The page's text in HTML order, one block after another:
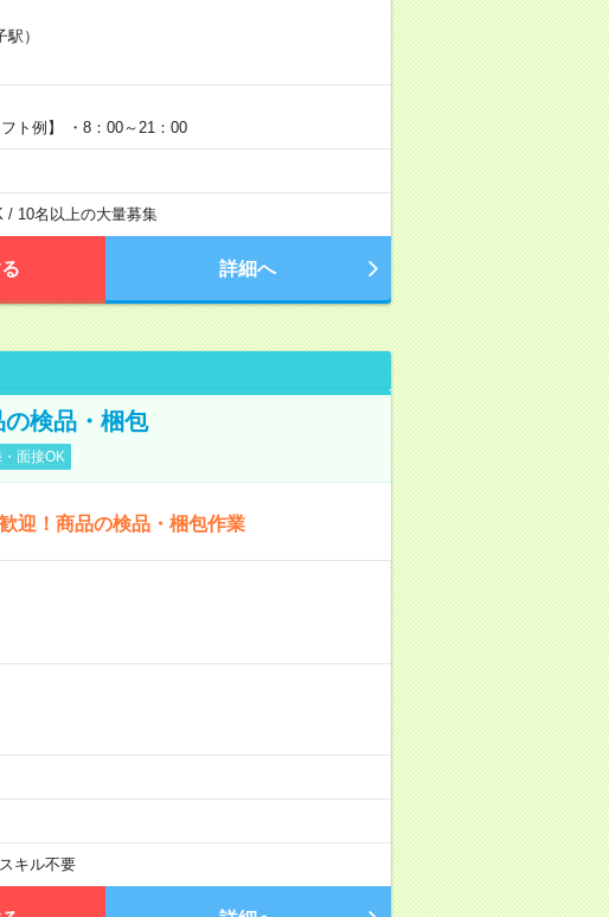
）
ト例】 ・8：00～21：00
/ 10名以上の大量募集
詳細へ
検品・梱包
面接OK
迎！商品の検品・梱包作業
キル不要